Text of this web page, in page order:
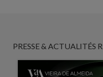
PRESSE & ACTUALITÉS